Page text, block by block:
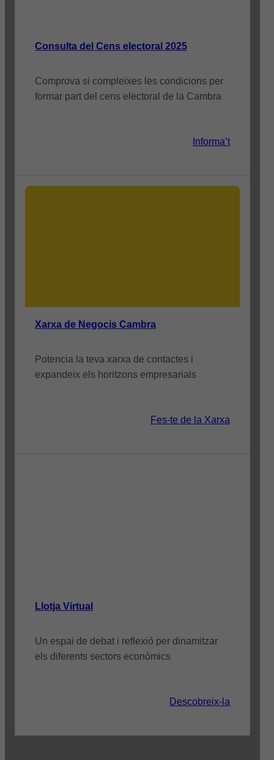
Consulta del Cens electoral 2025
Comprova si compleixes les condicions per
formar part del cens electoral de la Cambra
Informa’t
Xarxa de Negocis Cambra
Potencia la teva xarxa de contactes i
expandeix els horitzons empresarials
Fes-te de la Xarxa
Llotja Virtual
Un espai de debat i reflexió per dinamitzar
els diferents sectors econòmics
Descobreix-la